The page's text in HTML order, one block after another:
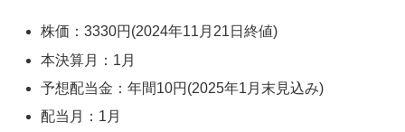
株価：3330円(2024年11月21日終値)
本決算月：1月
予想配当金：年間10円(2025年1月末見込み)
配当月：1月